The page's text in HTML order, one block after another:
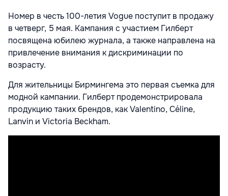
Номер в честь 100-летия Vogue поступит в продажу
в четверг, 5 мая. Кампания с участием Гилберт
посвящена юбилею журнала, а также направлена на
привлечение внимания к дискриминации по
возрасту.
Для жительницы Бирмингема это первая съемка для
модной кампании. Гилберт продемонстрировала
продукцию таких брендов, как Valentino, Céline,
Lanvin и Victoria Beckham.